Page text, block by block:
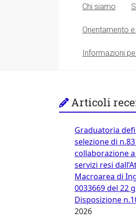
degli
Studi
Tor
Vergata
Chi siamo
Orientamento
Informazioni
Articoli
Graduatoria
selezione di
collaborazione
servizi resi
Macroarea di
0033669 del 22
Disposizione
2026